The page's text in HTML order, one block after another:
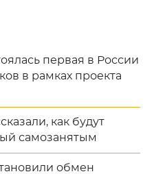
первая в России
в рамках проекта
как будут
самозанятым
обмен